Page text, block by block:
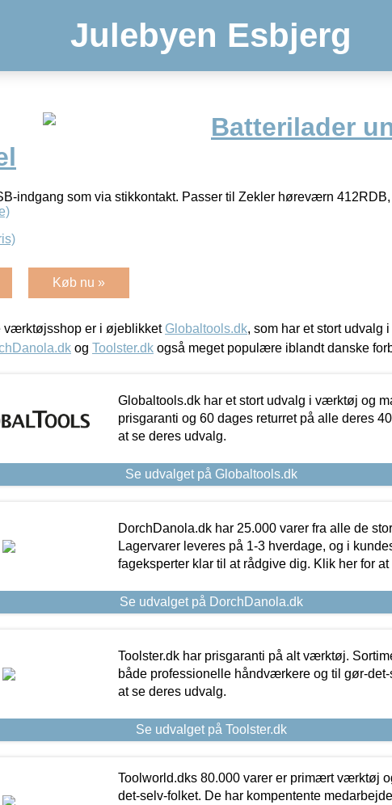
Julebyen Esbjerg
Batterilader
indgang som via stikkontakt. Passer til Zekler høreværn
Køb nu »
værktøjsshop er i øjeblikket Globaltools.dk, som har et stort udvalg
og Toolster.dk også meget populære iblandt danske
Globaltools.dk har et stort udvalg i værktøj og
prisgaranti og 60 dages returret på alle deres
at se deres udvalg.
Se udvalget på Globaltools.dk
DorchDanola.dk har 25.000 varer fra alle de
Lagervarer leveres på 1-3 hverdage, og i
fageksperter klar til at rådgive dig. Klik her for
Se udvalget på DorchDanola.dk
Toolster.dk har prisgaranti på alt værktøj.
både professionelle håndværkere og til gør-
at se deres udvalg.
Se udvalget på Toolster.dk
Toolworld.dks 80.000 varer er primært værktøj
det-selv-folket. De har kompentente